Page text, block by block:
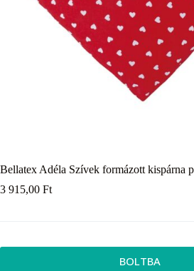
Bellatex Adéla Szívek formázott kispárna
3 915,00 Ft
BOLTBA